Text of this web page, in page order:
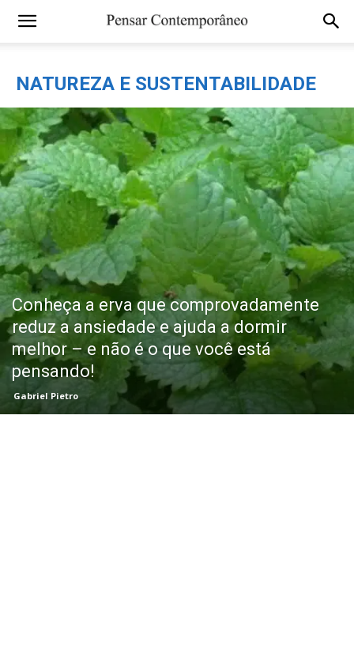
NATUREZA E SUSTENTABILIDADE
Conheça a erva que comprovadamente
reduz a ansiedade e ajuda a dormir
melhor – e não é o que você está
pensando!
Gabriel Pietro